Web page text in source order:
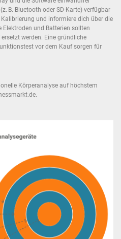
B. Bluetooth oder SD-Karte) verfügbar
und informiere dich über die
und Batterien sollten
werden. Eine gründliche
vor dem Kauf sorgen für
Körperanalyse auf höchstem